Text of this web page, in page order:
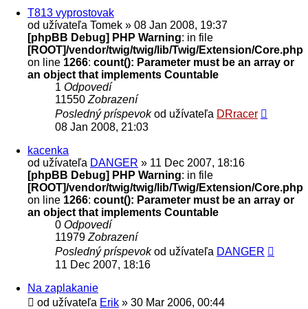
T813 vyprostovak
od užívateľa Tomek » 08 Jan 2008, 19:37
[phpBB Debug] PHP Warning: in file
[ROOT]/vendor/twig/twig/lib/Twig/Extension/Core.php
on line 1266: count(): Parameter must be an array or
an object that implements Countable
1 Odpovedí
11550 Zobrazení
Posledný príspevokod užívateľa DRracer
08 Jan 2008, 21:03
kacenka
od užívateľa DANGER » 11 Dec 2007, 18:16
[phpBB Debug] PHP Warning: in file
[ROOT]/vendor/twig/twig/lib/Twig/Extension/Core.php
on line 1266: count(): Parameter must be an array or
an object that implements Countable
0 Odpovedí
11979 Zobrazení
Posledný príspevokod užívateľa DANGER
11 Dec 2007, 18:16
Na zaplakanie
od užívateľa Erik » 30 Mar 2006, 00:44